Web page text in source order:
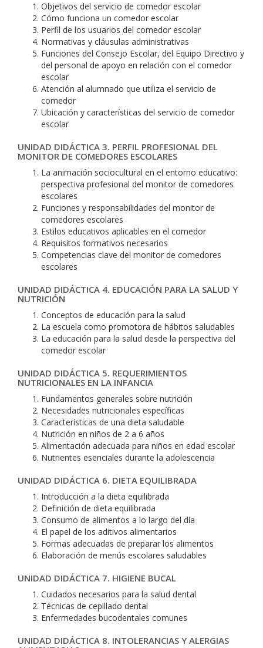
Objetivos del servicio de comedor escolar
Cómo funciona un comedor escolar
Perfil de los usuarios del comedor escolar
Normativas y cláusulas administrativas
Funciones del Consejo Escolar, del Equipo Directivo y
del personal de apoyo en relación con el comedor
escolar
Atención al alumnado que utiliza el servicio de
comedor
Ubicación y características del servicio de comedor
escolar
UNIDAD DIDÁCTICA 3. PERFIL PROFESIONAL DEL
MONITOR DE COMEDORES ESCOLARES
La animación sociocultural en el entorno educativo:
perspectiva profesional del monitor de comedores
escolares
Funciones y responsabilidades del monitor de
comedores escolares
Estilos educativos aplicables en el comedor
Requisitos formativos necesarios
Competencias clave del monitor de comedores
escolares
UNIDAD DIDÁCTICA 4. EDUCACIÓN PARA LA SALUD Y
NUTRICIÓN
Conceptos de educación para la salud
La escuela como promotora de hábitos saludables
La educación para la salud desde la perspectiva del
comedor escolar
UNIDAD DIDÁCTICA 5. REQUERIMIENTOS
NUTRICIONALES EN LA INFANCIA
Fundamentos generales sobre nutrición
Necesidades nutricionales específicas
Características de una dieta saludable
Nutrición en niños de 2 a 6 años
Alimentación adecuada para niños en edad escolar
Nutrientes esenciales durante la adolescencia
UNIDAD DIDÁCTICA 6. DIETA EQUILIBRADA
Introducción a la dieta equilibrada
Definición de dieta equilibrada
Consumo de alimentos a lo largo del día
El papel de los aditivos alimentarios
Formas adecuadas de preparar los alimentos
Elaboración de menús escolares saludables
UNIDAD DIDÁCTICA 7. HIGIENE BUCAL
Cuidados necesarios para la salud dental
Técnicas de cepillado dental
Enfermedades bucodentales comunes
UNIDAD DIDÁCTICA 8. INTOLERANCIAS Y ALERGIAS